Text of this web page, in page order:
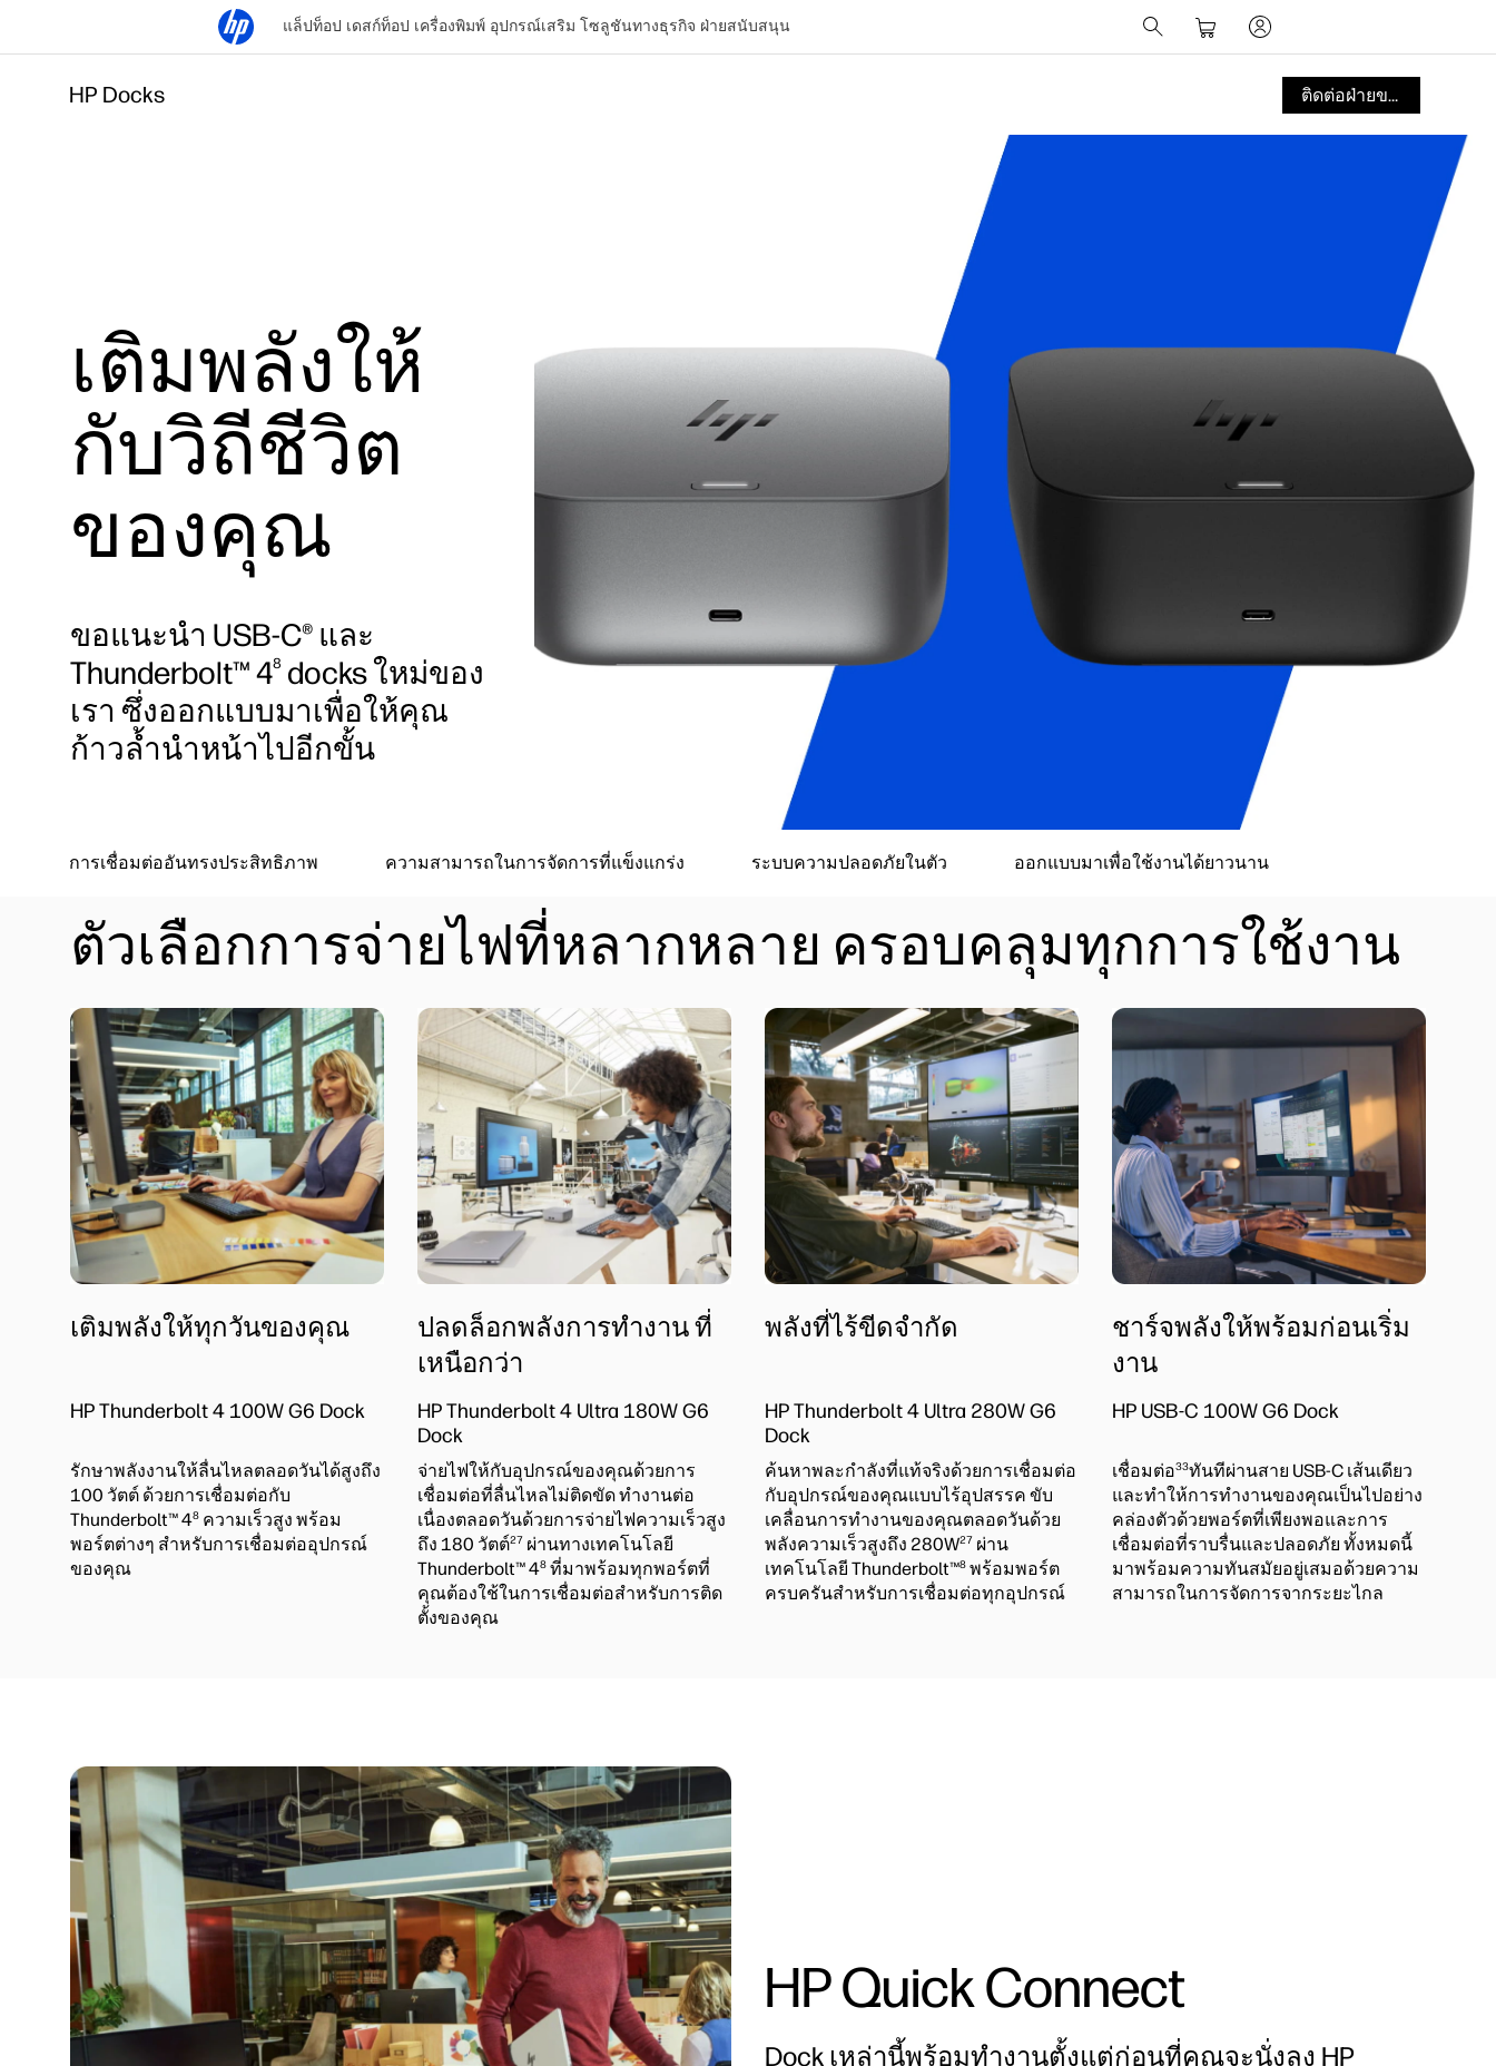
แล็ปท็อป เดสก์ท็อป เครื่องพิมพ์ อุปกรณ์เสริม โซลูชันทางธุรกิจ ฝ่ายสนับสนุน
HP Docks ติดต่อฝ่ายขาย
เติมพลังให้
กับวิถีชีวิต
ของคุณ
ขอแนะนํา USB-C® และ
Thunderbolt™ 48 docks ใหม่ของ
เรา ซึ่งออกแบบมาเพื่อให้คุณ
ก้าวล้ำนำหน้าไปอีกขั้น
การเชื่อมต่ออันทรงประสิทธิภาพ ความสามารถในการจัดการที่แข็งแกร่ง ระบบความปลอดภัยในตัว ออกแบบมาเพื่อใช้งานได้ยาวนาน
ตัวเลือกการจ่ายไฟที่หลากหลาย ครอบคลุมทุกการใช้งาน
เติมพลังให้ทุกวันของคุณ
HP Thunderbolt 4 100W G6 Dock
รักษาพลังงานให้ลื่นไหลตลอดวันได้สูงถึง
100 วัตต์ ด้วยการเชื่อมต่อกับ
Thunderbolt™ 48 ความเร็วสูง พร้อม
พอร์ตต่างๆ สำหรับการเชื่อมต่ออุปกรณ์
ของคุณ
ปลดล็อกพลังการทำงาน ที่
เหนือกว่า
HP Thunderbolt 4 Ultra 180W G6
Dock
จ่ายไฟให้กับอุปกรณ์ของคุณด้วยการ
เชื่อมต่อที่ลื่นไหลไม่ติดขัด ทำงานต่อ
เนื่องตลอดวันด้วยการจ่ายไฟความเร็วสูง
ถึง 180 วัตต์27 ผ่านทางเทคโนโลยี
Thunderbolt™ 48 ที่มาพร้อมทุกพอร์ตที่
คุณต้องใช้ในการเชื่อมต่อสำหรับการติด
ตั้งของคุณ
พลังที่ไร้ขีดจำกัด
HP Thunderbolt 4 Ultra 280W G6
Dock
ค้นหาพละกำลังที่แท้จริงด้วยการเชื่อมต่อ
กับอุปกรณ์ของคุณแบบไร้อุปสรรค ขับ
เคลื่อนการทำงานของคุณตลอดวันด้วย
พลังความเร็วสูงถึง 280W27 ผ่าน
เทคโนโลยี Thunderbolt™8 พร้อมพอร์ต
ครบครันสำหรับการเชื่อมต่อทุกอุปกรณ์
ชาร์จพลังให้พร้อมก่อนเริ่ม
งาน
HP USB-C 100W G6 Dock
เชื่อมต่อ33ทันทีผ่านสาย USB-C เส้นเดียว
และทําให้การทำงานของคุณเป็นไปอย่าง
คล่องตัวด้วยพอร์ตที่เพียงพอและการ
เชื่อมต่อที่ราบรื่นและปลอดภัย ทั้งหมดนี้
มาพร้อมความทันสมัยอยู่เสมอด้วยความ
สามารถในการจัดการจากระยะไกล
HP Quick Connect
Dock เหล่านี้พร้อมทำงานตั้งแต่ก่อนที่คุณจะนั่งลง HP